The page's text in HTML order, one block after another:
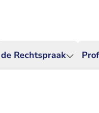
de Rechtspraak